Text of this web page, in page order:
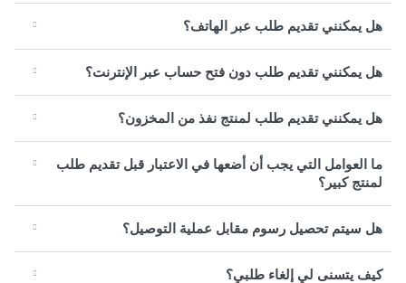
هل يمكنني تقديم طلب عبر الهاتف؟
هل يمكنني تقديم طلب دون فتح حساب عبر الإنترنت؟
هل يمكنني تقديم طلب لمنتج نفذ من المخزون؟
ما العوامل التي يجب أن أضعها في الاعتبار قبل تقديم طلب
لمنتج كبير؟
هل سيتم تحصيل رسوم مقابل عملية التوصيل؟
كيف يتسنى لي إلغاء طلبي؟